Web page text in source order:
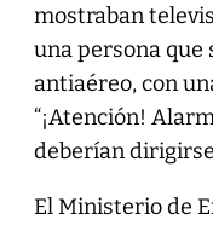
mostraban
una persona que
antiaéreo, con
“¡Atención!
deberían
El Ministerio de